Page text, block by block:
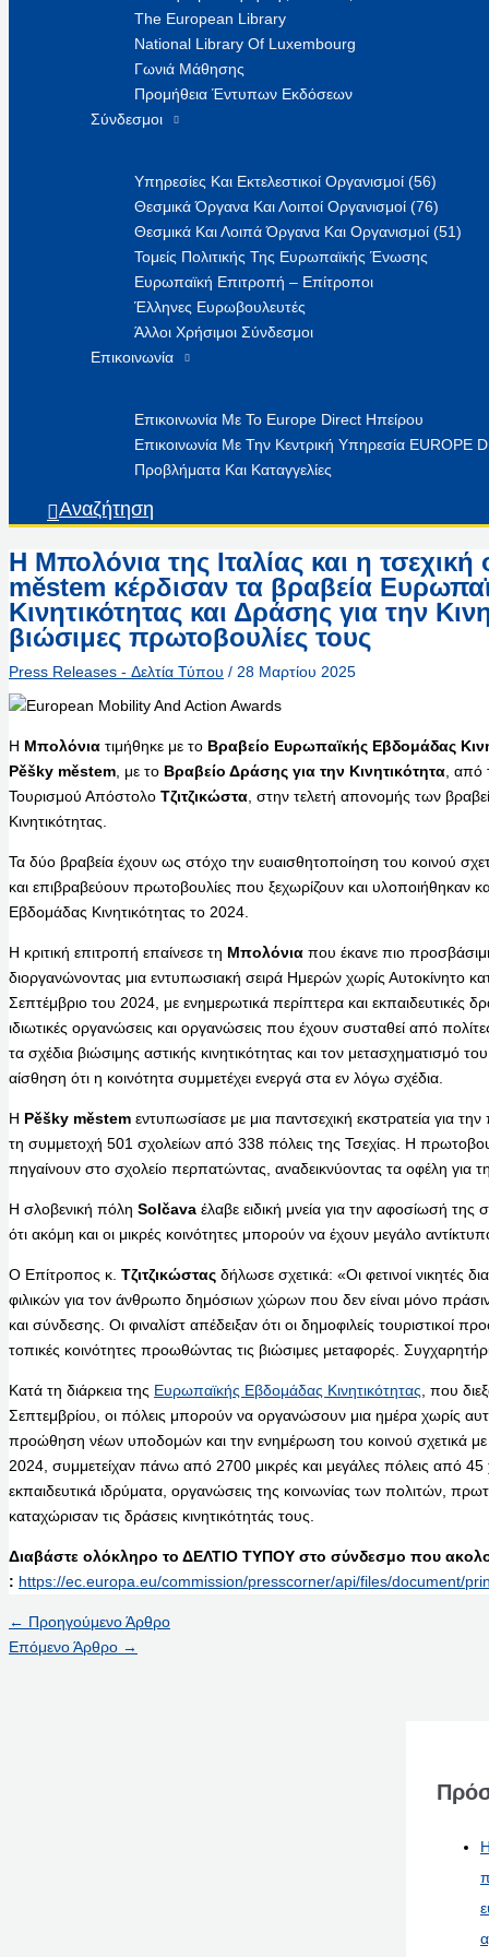
The European Library
National Library Of Luxembourg
Γωνιά Μάθησης
Προμήθεια Έντυπων Εκδόσεων
Σύνδεσμοι
Υπηρεσίες Και Εκτελεστικοί Οργανισμοί (56)
Θεσμικά Όργανα Και Λοιποί Οργανισμοί (76)
Θεσμικά Και Λοιπά Όργανα Και Οργανισμοί (51)
Τομείς Πολιτικής Της Ευρωπαϊκής Ένωσης
Ευρωπαϊκή Επιτροπή – Επίτροποι
Έλληνες Ευρωβουλευτές
Άλλοι Χρήσιμοι Σύνδεσμοι
Επικοινωνία
Επικοινωνία Με Το Europe Direct Ηπείρου
Επικοινωνία Με Την Κεντρική Υπηρεσία EUROPE
Προβλήματα Και Καταγγελίες
Αναζήτηση
Η Μπολόνια της Ιταλίας και η
městem κέρδισαν τα βραβεία
Κινητικότητας και Δράσης για την
βιώσιμες πρωτοβουλίες τους
Press Releases - Δελτία Τύπου / 28 Μαρτίου 2025
Η Μπολόνια τιμήθηκε με το Βραβείο Ευρωπαϊκής Εβδομάδας
Pěšky městem , με το Βραβείο Δράσης για την Κινητικότητα ,
Τουρισμού Απόστολο Τζιτζικώστα , στην τελετή απονομής των
Κινητικότητας.
Τα δύο βραβεία έχουν ως στόχο την ευαισθητοποίηση του κοινού
και επιβραβεύουν πρωτοβουλίες που ξεχωρίζουν και υλοποιήθηκαν
Εβδομάδας Κινητικότητας το 2024.
Η κριτική επιτροπή επαίνεσε τη Μπολόνια που έκανε πιο
διοργανώνοντας μια εντυπωσιακή σειρά Ημερών χωρίς Αυτοκίνητο
Σεπτέμβριο του 2024, με ενημερωτικά περίπτερα και εκπαιδευτικές
ιδιωτικές οργανώσεις και οργανώσεις που έχουν συσταθεί από
τα σχέδια βιώσιμης αστικής κινητικότητας και τον μετασχηματισμό
αίσθηση ότι η κοινότητα συμμετέχει ενεργά στα εν λόγω σχέδια.
Η Pěšky městem εντυπωσίασε με μια παντσεχική εκστρατεία για
τη συμμετοχή 501 σχολείων από 338 πόλεις της Τσεχίας. Η
πηγαίνουν στο σχολείο περπατώντας, αναδεικνύοντας τα οφέλη για
Η σλοβενική πόλη Solčava έλαβε ειδική μνεία για την αφοσίωσή της
ότι ακόμη και οι μικρές κοινότητες μπορούν να έχουν μεγάλο
Ο Επίτροπος κ. Τζιτζικώστας δήλωσε σχετικά: «Οι φετινοί νικητές
φιλικών για τον άνθρωπο δημόσιων χώρων που δεν είναι μόνο
και σύνδεσης. Οι φιναλίστ απέδειξαν ότι οι δημοφιλείς τουριστικοί
τοπικές κοινότητες προωθώντας τις βιώσιμες μεταφορές.
Κατά τη διάρκεια της Ευρωπαϊκής Εβδομάδας Κινητικότητας , που
Σεπτεμβρίου, οι πόλεις μπορούν να οργανώσουν μια ημέρα χωρίς
προώθηση νέων υποδομών και την ενημέρωση του κοινού σχετικά με
2024, συμμετείχαν πάνω από 2700 μικρές και μεγάλες πόλεις από
εκπαιδευτικά ιδρύματα, οργανώσεις της κοινωνίας των πολιτών,
καταχώρισαν τις δράσεις κινητικότητάς τους.
Διαβάστε ολόκληρο το ΔΕΛΤΙΟ ΤΥΠΟΥ στο σύνδεσμο που
: https://ec.europa.eu/commission/presscorner/api/files/document/
← Προηγούμενο Άρθρο
Επόμενο Άρθρο →